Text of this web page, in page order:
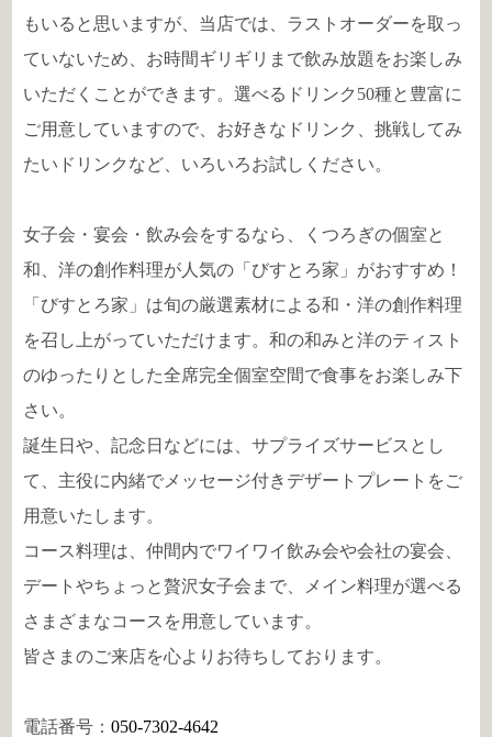
もいると思いますが、当店では、ラストオーダーを取っ
ていないため、お時間ギリギリまで飲み放題をお楽しみ
いただくことができます。選べるドリンク50種と豊富に
ご用意していますので、お好きなドリンク、挑戦してみ
たいドリンクなど、いろいろお試しください。
女子会・宴会・飲み会をするなら、くつろぎの個室と
和、洋の創作料理が人気の「びすとろ家」がおすすめ！
「びすとろ家」は旬の厳選素材による和・洋の創作料理
を召し上がっていただけます。和の和みと洋のティスト
のゆったりとした全席完全個室空間で食事をお楽しみ下
さい。
誕生日や、記念日などには、サプライズサービスとし
て、主役に内緒でメッセージ付きデザートプレートをご
用意いたします。
コース料理は、仲間内でワイワイ飲み会や会社の宴会、
デートやちょっと贅沢女子会まで、メイン料理が選べる
さまざまなコースを用意しています。
皆さまのご来店を心よりお待ちしております。
電話番号：050-7302-4642